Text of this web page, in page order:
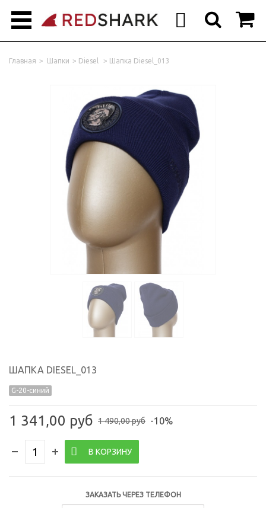
Главная > Шапки > Diesel > Шапка Diesel_013
ШАПКА DIESEL_013
G-20-синий
1 341,00 руб 1 490,00 руб -10%
В КОРЗИНУ
ЗАКАЗАТЬ ЧЕРЕЗ ТЕЛЕФОН
 